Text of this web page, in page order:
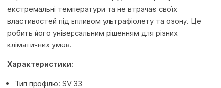
екстремальні температури та не втрачає своїх
властивостей під впливом ультрафіолету та озону. Це
робить його універсальним рішенням для різних
кліматичних умов.
Характеристики:
Тип профілю: SV 33